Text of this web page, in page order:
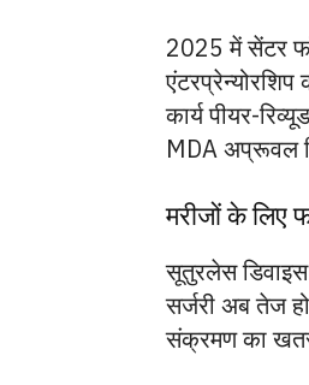
2025 में सेंटर
कार्य पीयर-
MDA अप्रूवल
मरीजों के लिए
सूतुरलेस
सर्जरी अब तेज
संक्रमण का